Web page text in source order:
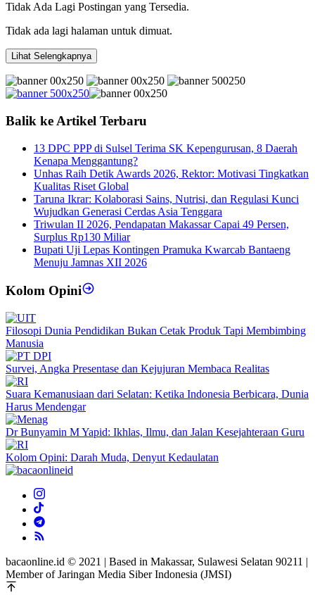
Tidak Ada Lagi Postingan yang Tersedia.
Tidak ada lagi halaman untuk dimuat.
Lihat Selengkapnya
Balik ke Artikel Terbaru
13 DPC PPP di Sulsel Terima SK Kepengurusan, 8 Daerah
Kenapa Menggantung?
Unhas Raih Detik Awards 2026, Rektor: Motivasi Tingkatkan
Kualitas Riset Global
Taruna Ikrar: Kolaborasi Sains, Nutrisi, dan Regulasi Kunci
Wujudkan Generasi Cerdas Asia Tenggara
Triwulan II 2026, Pendapatan Makassar Capai 49 Persen,
Surplus Rp130 Miliar
Bupati Uji Lepas Kontingen Pramuka Kwarcab Bantaeng
Menuju Jamnas XII 2026
Kolom Opini
Filosopi Dunia Pendidikan Bukan Cetak Produk Tapi Membimbing
Manusia
Survei, Angka Presentase dan Kejujuran Membaca Realitas
Suara Kemanusiaan dari Selatan: Ketika Indonesia Berbicara, Dunia
Harus Mendengar
Dr Bunyamin M Yapid: Ikhlas, Ilmu, dan Jalan Kesejahteraan Guru
Kolom Opini: Darah Muda, Denyut Kedaulatan
bacaonline.id © 2021 | Based in Makassar, Sulawesi Selatan 90211 |
Member of Jaringan Media Siber Indonesia (JMSI)